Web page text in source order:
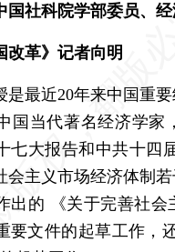
社科院学部委员、经
革》记者向明
是最近20年来中国重
国当代著名经济学家
七大报告和中共十四
会主义市场经济体制
出的 《关于完善社会
要文件的起草工作，